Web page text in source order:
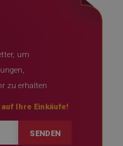
um
zu erhalten
auf Ihre Einkäufe!
SENDEN